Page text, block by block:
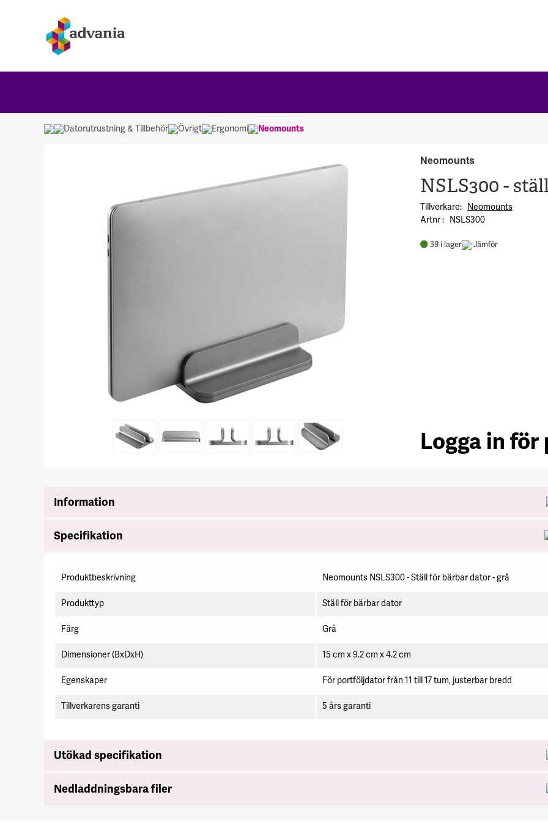
Datorutrustning & Tillbehör Övrigt Ergonomi Neomounts
Neomounts
NSLS300 -
Tillverkare
Neomounts
Artnr
NSLS300
39 i lager Jämför
Logga in för
Information
Specifikation
Produktbeskrivning Neomounts NSLS300 - Ställ för bärbar dator - grå
Produkttyp Ställ för bärbar dator
Färg Grå
Dimensioner (BxDxH) 15 cm x 9.2 cm x 4.2 cm
Egenskaper För portföljdator från 11 till 17 tum, justerbar bredd
Tillverkarens garanti 5 års garanti
Utökad specifikation
Nedladdningsbara filer